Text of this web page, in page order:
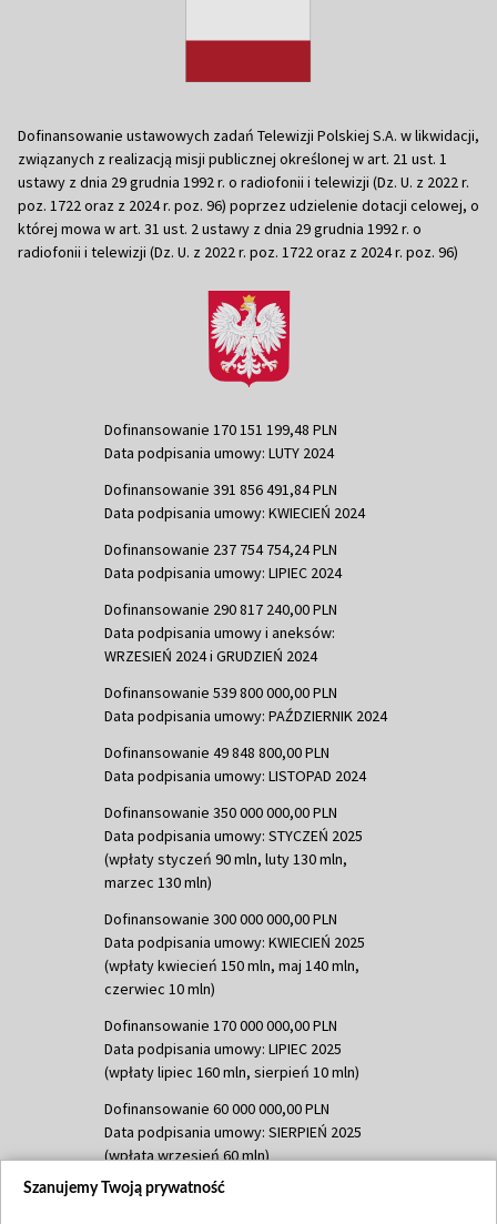
Dofinansowanie ustawowych zadań Telewizji Polskiej S.A. w likwidacji,
związanych z realizacją misji publicznej określonej w art. 21 ust. 1
ustawy z dnia 29 grudnia 1992 r. o radiofonii i telewizji (Dz. U. z 2022 r.
poz. 1722 oraz z 2024 r. poz. 96) poprzez udzielenie dotacji celowej, o
której mowa w art. 31 ust. 2 ustawy z dnia 29 grudnia 1992 r. o
radiofonii i telewizji (Dz. U. z 2022 r. poz. 1722 oraz z 2024 r. poz. 96)
Dofinansowanie 170 151 199,48 PLN
Data podpisania umowy: LUTY 2024
Dofinansowanie 391 856 491,84 PLN
Data podpisania umowy: KWIECIEŃ 2024
Dofinansowanie 237 754 754,24 PLN
Data podpisania umowy: LIPIEC 2024
Dofinansowanie 290 817 240,00 PLN
Data podpisania umowy i aneksów:
WRZESIEŃ 2024 i GRUDZIEŃ 2024
Dofinansowanie 539 800 000,00 PLN
Data podpisania umowy: PAŹDZIERNIK 2024
Dofinansowanie 49 848 800,00 PLN
Data podpisania umowy: LISTOPAD 2024
Dofinansowanie 350 000 000,00 PLN
Data podpisania umowy: STYCZEŃ 2025
(wpłaty styczeń 90 mln, luty 130 mln,
marzec 130 mln)
Dofinansowanie 300 000 000,00 PLN
Data podpisania umowy: KWIECIEŃ 2025
(wpłaty kwiecień 150 mln, maj 140 mln,
czerwiec 10 mln)
Dofinansowanie 170 000 000,00 PLN
Data podpisania umowy: LIPIEC 2025
(wpłaty lipiec 160 mln, sierpień 10 mln)
Dofinansowanie 60 000 000,00 PLN
Data podpisania umowy: SIERPIEŃ 2025
(wpłata wrzesień 60 mln)
Dofinansowanie 635 783 051,21 PLN
Szanujemy Twoją prywatność